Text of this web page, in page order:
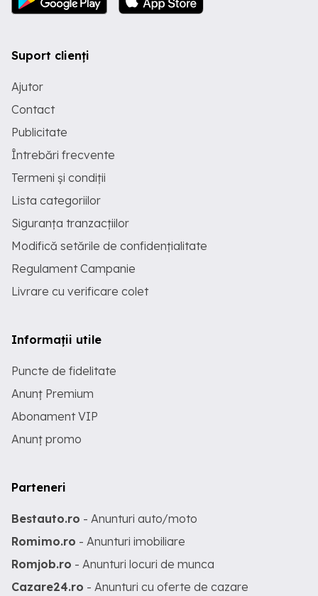
Suport clienți
Ajutor
Contact
Publicitate
Întrebări frecvente
Termeni și condiții
Lista categoriilor
Siguranța tranzacțiilor
Modifică setările de confidențialitate
Regulament Campanie
Livrare cu verificare colet
Informații utile
Puncte de fidelitate
Anunț Premium
Abonament VIP
Anunț promo
Parteneri
Bestauto.ro - Anunturi auto/moto
Romimo.ro - Anunturi imobiliare
Romjob.ro - Anunturi locuri de munca
Cazare24.ro - Anunturi cu oferte de cazare